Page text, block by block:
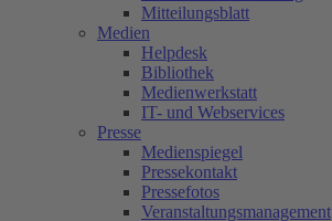
Mitteilungsblatt
Medien
Helpdesk
Bibliothek
Medienwerkstatt
IT- und Webservices
Presse
Medienspiegel
Pressekontakt
Pressefotos
Veranstaltungsmanagement